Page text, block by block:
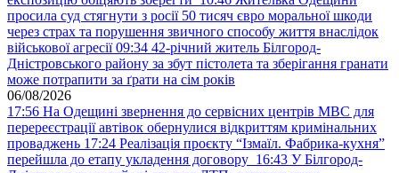
просила суд стягнути з росії 50 тисяч євро моральної шкоди
через страх та порушення звичного способу життя внаслідок
військової агресії 09:34 42-річний житель Білгород-
Дністровського району за збут пістолета та зберігання гранати
може потрапити за ґрати на сім років
06/08/2026
17:56 На Одещині звернення до сервісних центрів МВС для
перереєстрації автівок обернулися відкриттям кримінальних
проваджень 17:24 Реалізація проєкту “Ізмаїл. Фабрика-кухня”
перейшла до етапу укладення договору 16:43 У Білгород-